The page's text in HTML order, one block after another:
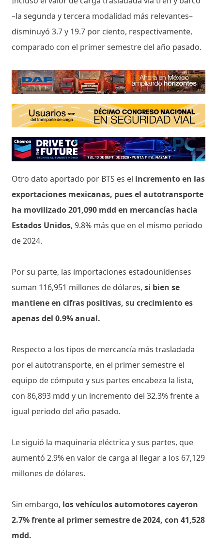
–la segunda y tercera modalidad más relevantes–
disminuyó 3.7 y 19.7 por ciento, respectivamente,
comparado con el primer semestre del año pasado.
Otro dato aportado por BTS es el incremento en las
exportaciones mexicanas, pues el autotransporte
ha movilizado 201,090 mdd en mercancías hacia
Estados Unidos, 9.8% más que en el mismo periodo
de 2024.
Por su parte, las importaciones estadounidenses
suman 116,951 millones de dólares, si bien se
mantiene en cifras positivas, su crecimiento es
apenas del 0.9% anual.
Respecto a los tipos de mercancía más trasladada
por el autotransporte, en el primer semestre el
equipo de cómputo y sus partes encabeza la lista,
con 86,893 mdd y un incremento del 32.3% frente a
igual periodo del año pasado.
Le siguió la maquinaria eléctrica y sus partes, que
aumentó 2.9% en valor de carga al llegar a los 67,129
millones de dólares.
Sin embargo, los vehículos automotores cayeron
2.7% frente al primer semestre de 2024, con 41,528
mdd.